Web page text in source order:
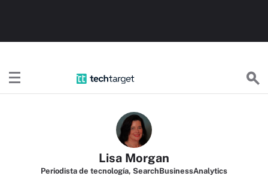
Lisa Morgan
Periodista de tecnología, SearchBusinessAnalytics